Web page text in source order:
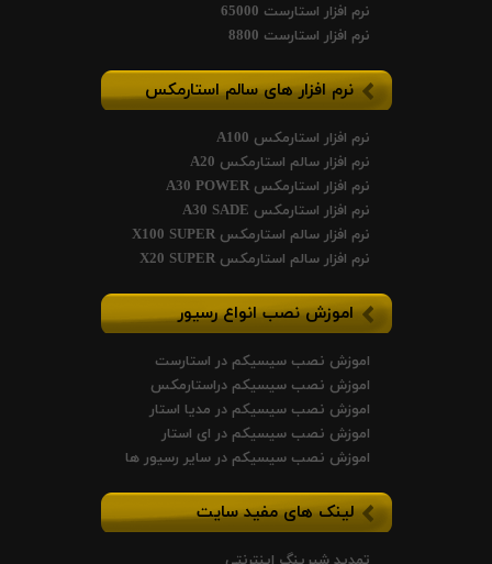
نرم افزار استارست 65000
نرم افزار استارست 8800
نرم افزار های سالم استارمکس
نرم افزار استارمکس A100
نرم افزار سالم استارمکس A20
نرم افزار استارمکس A30 POWER
نرم افزار استارمکس A30 SADE
نرم افزار سالم استارمکس X100 SUPER
نرم افزار سالم استارمکس X20 SUPER
اموزش نصب انواع رسیور
اموزش نصب سیسیکم در استارست
اموزش نصب سیسیکم دراستارمکس
اموزش نصب سیسیکم در مدیا استار
اموزش نصب سیسیکم در ای استار
اموزش نصب سیسیکم در سایر رسیور ها
لینک های مفید سایت